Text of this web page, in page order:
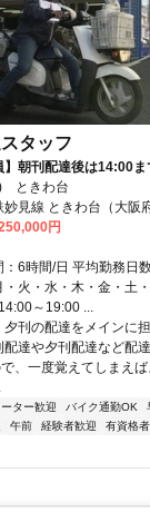
タッフ
】朝刊配達後は14:00
や家事の時間として利
。営業や勧誘は一切な
能！
ときわ台
妙見線 ときわ台（大阪
）徒歩約15分、能勢
円
：6時間/日 平均勤務日
・火・水・木・金・土
～19:00 ...
刊の配達をメインに
達や夕刊配達など配
、一度覚えてしまえ
ター歓迎 バイク通勤OK
午前 経験者歓迎 有資格